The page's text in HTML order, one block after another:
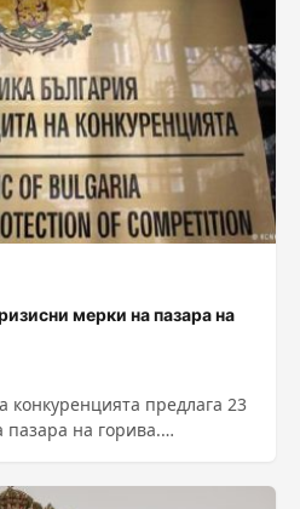
мерки на пазара на
конкуренцията предлага 23
на горива.